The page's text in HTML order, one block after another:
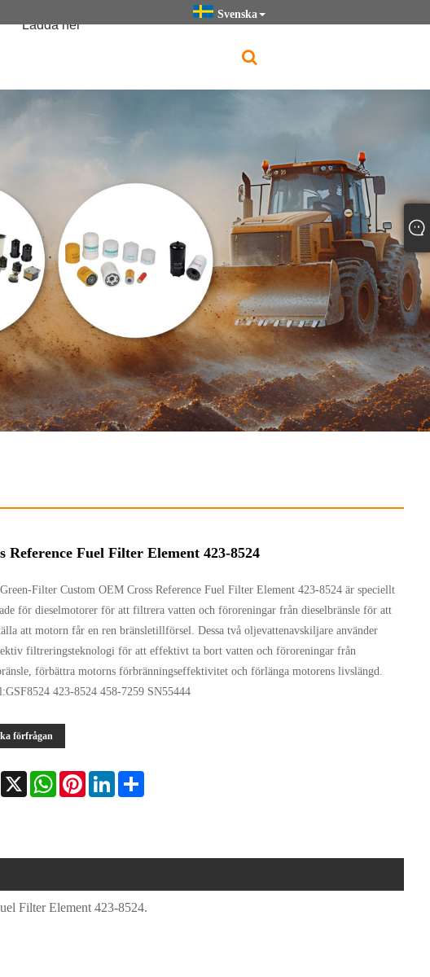
Svenska
Ladda ner
Reference Fuel Filter Element 423-8524
Filter Custom OEM Cross Reference Fuel Filter Element 423-8524 är speciellt
för dieselmotorer för att filtrera vatten och föroreningar från dieselbränsle för att
att motorn får en ren bränsletillförsel. Dessa två oljevattenavskiljare använder
filtreringsteknologi för att effektivt ta bort vatten och föroreningar från
förbättra motorns förbränningseffektivitet och förlänga motorens livslängd.
423-8524 458-7259 SN55444
förfrågan
Facebook
X WhatsAppPinterestLinkedIn
Filter Element 423-8524.